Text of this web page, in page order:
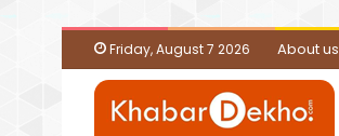
Friday, August 7 2026 About us